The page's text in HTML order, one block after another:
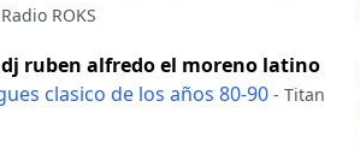
ROKS
dj ruben alfredo el moreno latino
clasico de los años 80-90 - Titan